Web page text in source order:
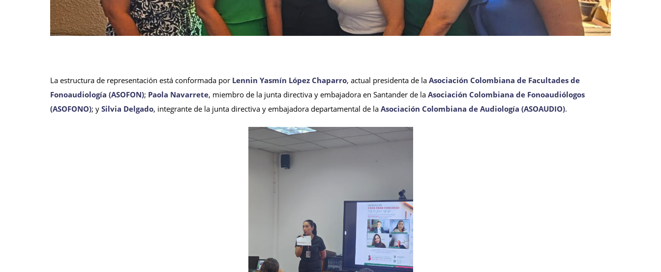
La estructura de representación está conformada por Lennin Yasmín López Chaparro, actual presidenta de la Asociación Colombiana de Facultades de
Fonoaudiología (ASOFON); Paola Navarrete, miembro de la junta directiva y embajadora en Santander de la Asociación Colombiana de Fonoaudiólogos
(ASOFONO); y Silvia Delgado, integrante de la junta directiva y embajadora departamental de la Asociación Colombiana de Audiología (ASOAUDIO).